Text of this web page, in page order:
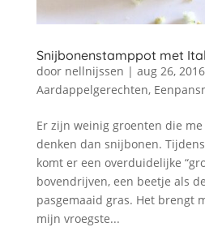
Snijbonenstamppot met
door nellnijssen | aug 26, 2016
Aardappelgerechten,
Er zijn weinig groenten die
denken dan snijbonen.
komt er een overduidelijke
bovendrijven, een beetje als
pasgemaaid gras. Het brengt
mijn vroegste...